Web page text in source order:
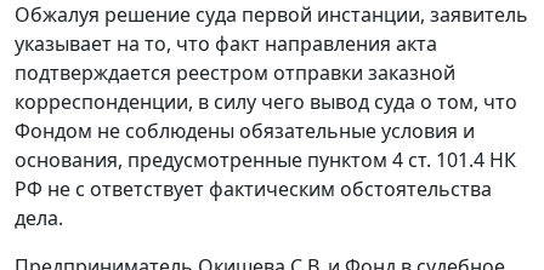
Обжалуя решение суда первой инстанции, заявитель
указывает на то, что факт направления акта
подтверждается реестром отправки заказной
корреспонденции, в силу чего вывод суда о том, что
Фондом не соблюдены обязательные условия и
основания, предусмотренные пунктом 4 ст. 101.4 НК
РФ не с ответствует фактическим обстоятельства
дела.